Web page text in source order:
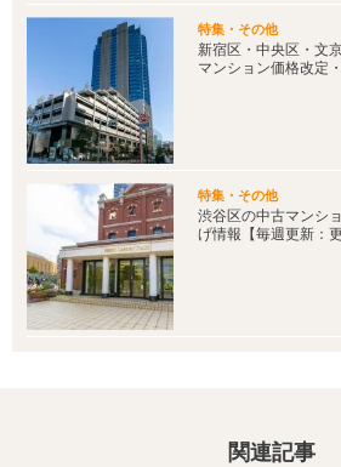
特集・その他
新宿区・中央区・文
マンション価格改定
特集・その他
渋谷区の中古マンシ
げ情報【毎週更新：
関連記事